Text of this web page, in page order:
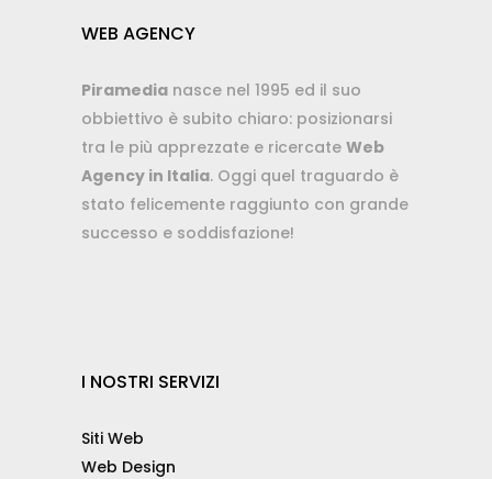
WEB AGENCY
Piramedia nasce nel 1995 ed il suo
obbiettivo è subito chiaro: posizionarsi
tra le più apprezzate e ricercate Web
Agency in Italia. Oggi quel traguardo è
stato felicemente raggiunto con grande
successo e soddisfazione!
I NOSTRI SERVIZI
Siti Web
Web Design